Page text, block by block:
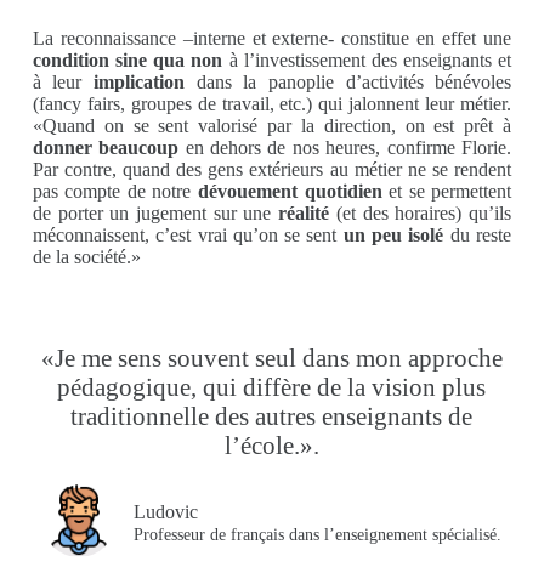
La reconnaissance –interne et externe- constitue en effet une
condition sine qua non à l’investissement des enseignants et
à leurimplication dans la panoplie d’activités bénévoles
(fancy fairs, groupes de travail, etc.) qui jalonnent leur métier.
«Quand on se sent valorisé par la direction, on est prêt à
donner beaucoup en dehors de nos heures, confirme Florie.
Par contre, quand des gens extérieurs au métier ne se rendent
pas compte de notre dévouement quotidien et se permettent
de porter un jugement sur uneréalité (et des horaires) qu’ils
méconnaissent, c’est vrai qu’on se sent un peu isolé du reste
de la société.»
«Je me sens souvent seul dans mon approche
pédagogique, qui diffère de la vision plus
traditionnelle des autres enseignants de
l’école.».
Ludovic
Professeur de français dans l’enseignement spécialisé.